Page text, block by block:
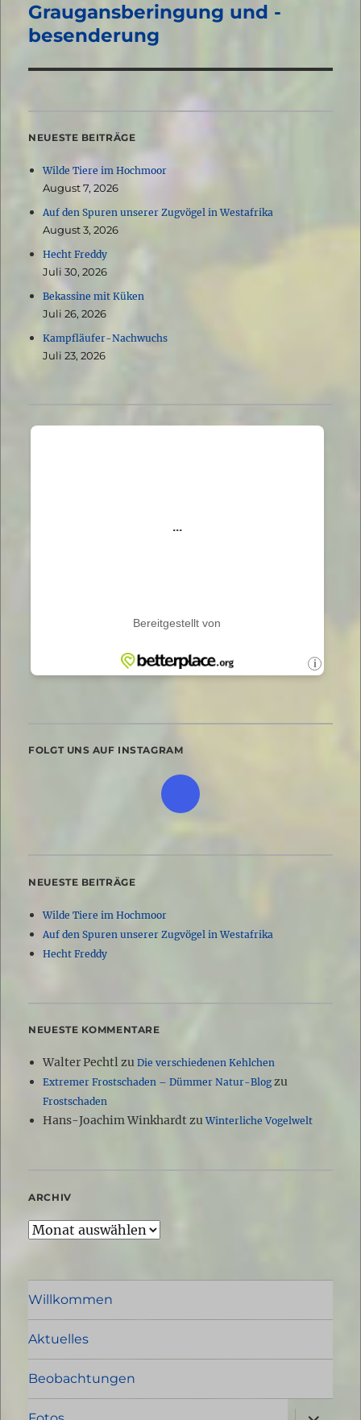
Nächster
Beitrag:
Graugansberingung und -
besenderung
NEUESTE BEITRÄGE
Wilde Tiere im Hochmoor
August 7, 2026
Auf den Spuren unserer Zugvögel in Westafrika
August 3, 2026
Hecht Freddy
Juli 30, 2026
Bekassine mit Küken
Juli 26, 2026
Kampfläufer-Nachwuchs
Juli 23, 2026
FOLGT UNS AUF INSTAGRAM
NEUESTE BEITRÄGE
Wilde Tiere im Hochmoor
Auf den Spuren unserer Zugvögel in Westafrika
Hecht Freddy
NEUESTE KOMMENTARE
Walter Pechtlzu Die verschiedenen Kehlchen
Extremer Frostschaden – Dümmer Natur-Blogzu
Frostschaden
Hans-Joachim WinkhardtzuWinterliche Vogelwelt
ARCHIV
Archiv
Willkommen
Aktuelles
Beobachtungen